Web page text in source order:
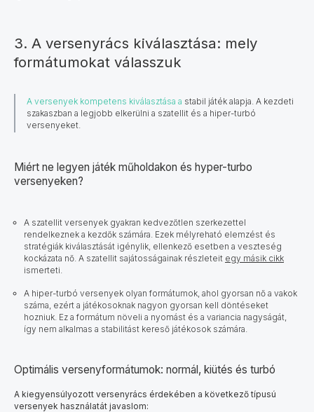
3. A versenyrács kiválasztása: mely
formátumokat válasszuk
A versenyek kompetens kiválasztása a stabil játék alapja. A kezdeti
szakaszban a legjobb elkerülni a szatellit és a hiper-turbó
versenyeket.
Miért ne legyen játék műholdakon és hyper-turbo
versenyeken?
A szatellit versenyek gyakran kedvezőtlen szerkezettel
rendelkeznek a kezdők számára. Ezek mélyreható elemzést és
stratégiák kiválasztását igénylik, ellenkező esetben a veszteség
kockázata nő. A szatellit sajátosságainak részleteit egy másik cikk
ismerteti.
A hiper-turbó versenyek olyan formátumok, ahol gyorsan nő a vakok
száma, ezért a játékosoknak nagyon gyorsan kell döntéseket
hozniuk. Ez a formátum növeli a nyomást és a variancia nagyságát,
így nem alkalmas a stabilitást kereső játékosok számára.
Optimális versenyformátumok: normál, kiütés és turbó
A kiegyensúlyozott versenyrács érdekében a következő típusú
versenyek használatát javaslom: